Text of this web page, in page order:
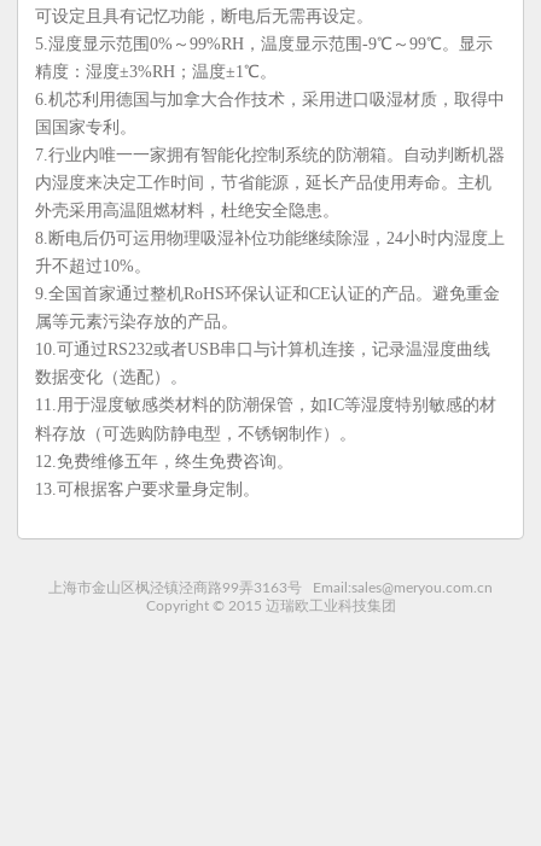
可设定且具有记忆功能，断电后无需再设定。
5.湿度显示范围0%～99%RH，温度显示范围-9℃～99℃。显示
精度：湿度±3%RH；温度±1℃。
6.机芯利用德国与加拿大合作技术，采用进口吸湿材质，取得中
国国家专利。
7.行业内唯一一家拥有智能化控制系统的防潮箱。自动判断机器
内湿度来决定工作时间，节省能源，延长产品使用寿命。主机
外壳采用高温阻燃材料，杜绝安全隐患。
8.断电后仍可运用物理吸湿补位功能继续除湿，24小时内湿度上
升不超过10%。
9.全国首家通过整机RoHS环保认证和CE认证的产品。避免重金
属等元素污染存放的产品。
10.可通过RS232或者USB串口与计算机连接，记录温湿度曲线
数据变化（选配）。
11.用于湿度敏感类材料的防潮保管，如IC等湿度特别敏感的材
料存放 （可选购防静电型，不锈钢制作） 。
12.免费维修五年，终生免费咨询。
13.可根据客户要求量身定制。
上海市金山区枫泾镇泾商路99弄3163号 Email:sales@meryou.com.cn
Copyright © 2015 迈瑞欧工业科技集团